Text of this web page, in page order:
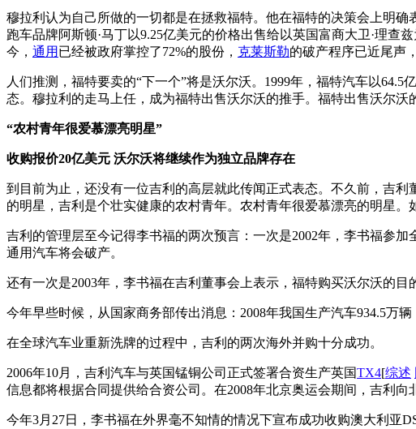
穆拉利认为自己所做的一切都是在拯救福特。他在福特的决策会上明确
跑车品牌阿斯顿·马丁以9.25亿美元的价格出售给以英国富商大卫·理
今， 通用 已经被政府掌控了72%的股份， 克莱斯勒的破产程序已近尾声
人们推测，福特要卖的“下一个”将是沃尔沃。1999年，福特汽车以
态。穆拉利的走马上任，成为福特出售沃尔沃的推手。福特出售沃尔沃
“农村青年很爱慕漂亮明星”
收购报价20亿美元 沃尔沃将继续作为独立品牌存在
到目前为止，还没有一位吉利的高层就此传闻正式表态。不久前，吉利
的明星，吉利是个壮实健康的农村青年。农村青年很爱慕漂亮的明星
吉利的管理层至今记得李书福的两次预言：一次是2002年，李书福参加
通用汽车将会破产。
还有一次是2003年，李书福在吉利董事会上表示，福特购买沃尔沃的
今年早些时候，从国家商务部传出消息：2008年我国生产汽车934.5万
在全球汽车业重新洗牌的过程中，吉利的两次海外并购十分成功。
2006年10月，吉利汽车与英国锰铜公司正式签署合资生产英国TX4[综述
信息都将根据合同提供给合资公司。在2008年北京奥运会期间，吉利向
今年3月27日，李书福在外界毫不知情的情况下宣布成功收购澳大利亚